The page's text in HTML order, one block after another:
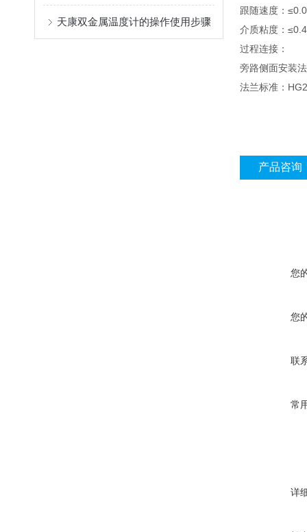
天康双金属温度计的操作使用步骤
跟随速度：
介质粘度：
过程连接：
旁路侧面安装
法兰标准：
产品咨询
您
您
联
常
详